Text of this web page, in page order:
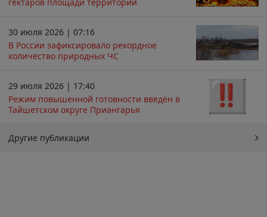
30 июля 2026 | 07:16
В России зафиксировало рекордное
количество природных ЧС
29 июля 2026 | 17:40
Режим повышенной готовности введён в
Тайшетском округе Приангарья
Другие публикации